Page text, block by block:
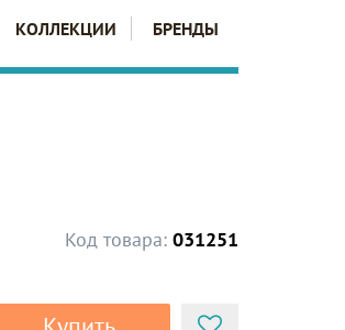
КОЛЛЕКЦИИ БРЕНДЫ
Код товара: 031251